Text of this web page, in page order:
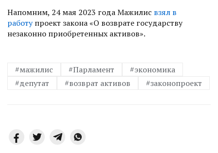
Напомним, 24 мая 2023 года Мажилис взял в
работупроект закона «О возврате государству
незаконно приобретенных активов».
#мажилис #Парламент
#экономика
#депутат
#возврат активов #законопроект